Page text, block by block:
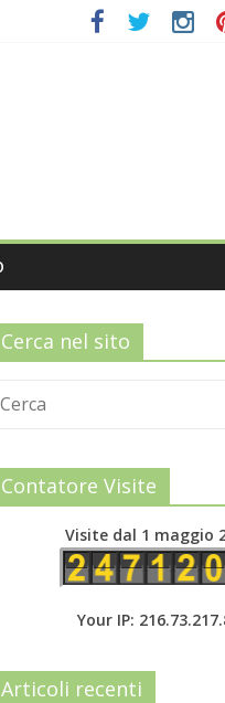
Cerca nel sito
Contatore Visite
Visite dal 1 maggio
Your IP:
Articoli recenti